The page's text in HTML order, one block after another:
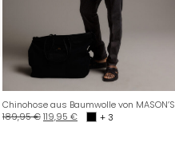
Chinohose aus Baumwolle von MASON’S
189,95€119,95 € + 3